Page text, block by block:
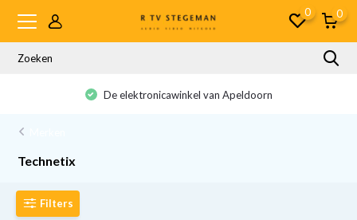
0 0
De elektronicawinkel van Apeldoorn
Technetix
Filters